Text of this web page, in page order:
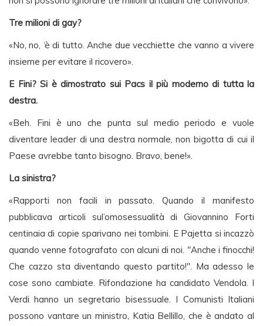
Tre milioni di gay?
«No, no, ‘è di tutto. Anche due vecchiette che vanno a vivere
insieme per evitare il ricovero».
E Fini? Si è dimostrato sui Pacs il più moderno di tutta la
destra.
«Beh. Fini è uno che punta sul medio periodo e vuole
diventare leader di una destra normale, non bigotta di cui il
Paese avrebbe tanto bisogno. Bravo, bene!».
La sinistra?
«Rapporti non facili in passato. Quando il manifesto
pubblicava articoli sul’omosessualità di Giovannino Forti
centinaia di copie sparivano nei tombini. E Pajetta si incazzò
quando venne fotografato con alcuni di noi. "Anche i finocchi!
Che cazzo sta diventando questo partito!". Ma adesso le
cose sono cambiate. Rifondazione ha candidato Vendola. I
Verdi hanno un segretario bisessuale. I Comunisti Italiani
possono vantare un ministro, Katia Bellillo, che è andato al